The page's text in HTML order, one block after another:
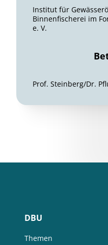
Institut für
Binnenfischerei im
e. V.
Prof. Steinberg/Dr.
DBU
Themen